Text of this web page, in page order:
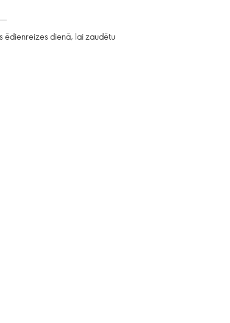
ēdienreizes dienā, lai zaudētu